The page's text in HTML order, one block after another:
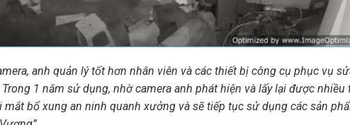
anh quản lý tốt hơn nhân viên và các thiết bị công cụ phục vụ
1 năm sử dụng, nhờ camera anh phát hiện và lấy lại được nhiều
bổ xung an ninh quanh xưởng và sẽ tiếp tục sử dụng các sản